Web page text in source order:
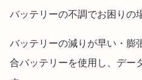
バッテリーの不調でお困りの
バッテリーの減りが早い・膨
合バッテリーを使用し、デー